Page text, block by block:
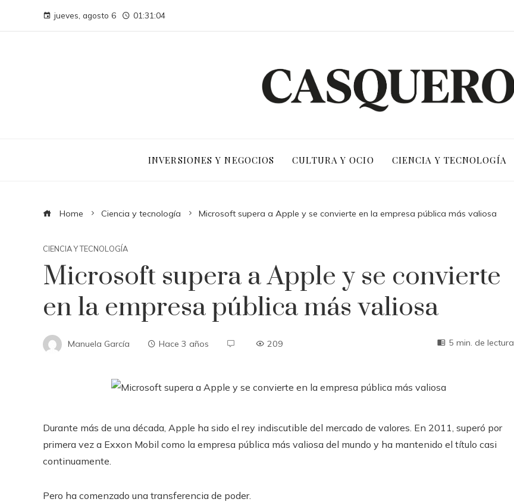
jueves, agosto 6 01:31:05
INVERSIONES Y NEGOCIOS CULTURA Y OCIO CIENCIA Y TECNOLOGÍA
Home Ciencia y tecnología Microsoft supera a Apple y se convierte en la empresa pública más valiosa
CIENCIA Y TECNOLOGÍA
Microsoft supera a Apple y se convierte
en la empresa pública más valiosa
Manuela García Hace 3 años 209 5 min. de lectura
Durante más de una década, Apple ha sido el rey indiscutible del mercado de valores. En 2011, superó por
primera vez a Exxon Mobil como la empresa pública más valiosa del mundo y ha mantenido el título casi
continuamente.
Pero ha comenzado una transferencia de poder.